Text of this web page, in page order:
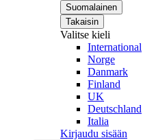
Suomalainen
Takaisin
Valitse kieli
International
Norge
Danmark
Finland
UK
Deutschland
Italia
Kirjaudu sisään